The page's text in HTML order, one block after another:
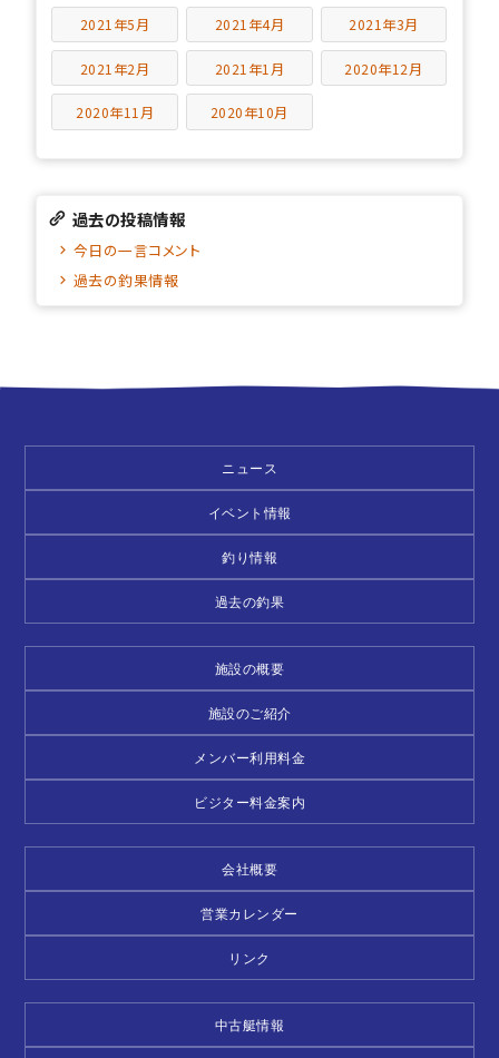
2021年5月 2021年4月 2021年3月
2021年2月 2021年1月 2020年12月
2020年11月 2020年10月
過去の投稿情報
今日の一言コメント
過去の釣果情報
ニュース
イベント情報
釣り情報
過去の釣果
施設の概要
施設のご紹介
メンバー利用料金
ビジター料金案内
会社概要
営業カレンダー
リンク
中古艇情報